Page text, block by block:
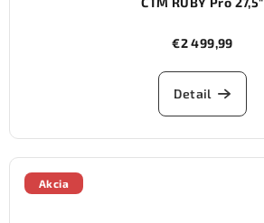
€2 499,99
Detail
Akcia